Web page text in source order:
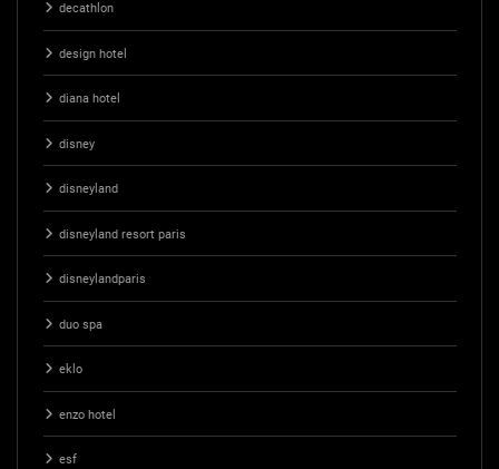
decathlon
design hotel
diana hotel
disney
disneyland
disneyland resort paris
disneylandparis
duo spa
eklo
enzo hotel
esf